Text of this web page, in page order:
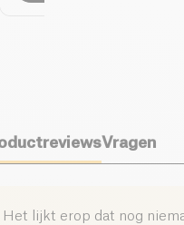
Vragen
Het lijkt erop dat nog